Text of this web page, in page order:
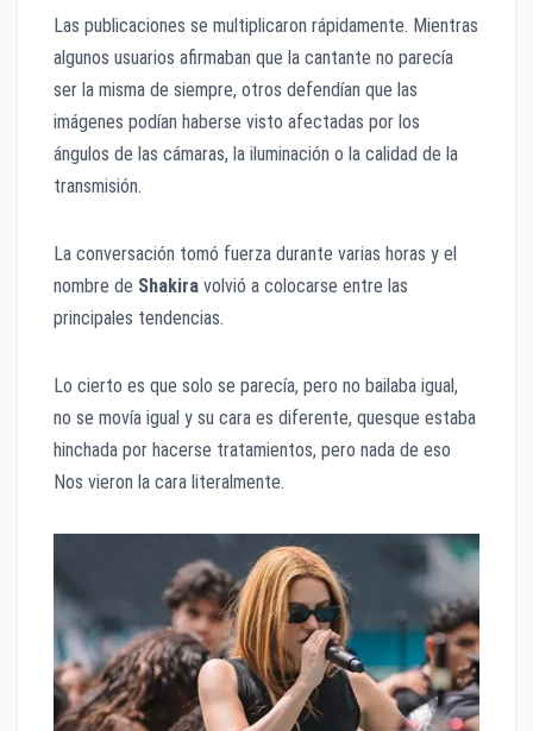
Las publicaciones se multiplicaron rápidamente. Mientras
algunos usuarios afirmaban que la cantante no parecía
ser la misma de siempre, otros defendían que las
imágenes podían haberse visto afectadas por los
ángulos de las cámaras, la iluminación o la calidad de la
transmisión.
La conversación tomó fuerza durante varias horas y el
nombre de Shakira volvió a colocarse entre las
principales tendencias.
Lo cierto es que solo se parecía, pero no bailaba igual,
no se movía igual y su cara es diferente, quesque estaba
hinchada por hacerse tratamientos, pero nada de eso
Nos vieron la cara literalmente.